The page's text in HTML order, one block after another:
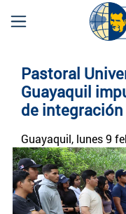
Pastoral
Guayaquil
de
Guayaquil, lunes 9